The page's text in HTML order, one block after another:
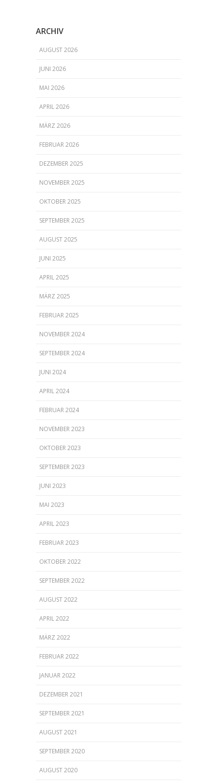
ARCHIV
AUGUST 2026
JUNI 2026
MAI 2026
APRIL 2026
MÄRZ 2026
FEBRUAR 2026
DEZEMBER 2025
NOVEMBER 2025
OKTOBER 2025
SEPTEMBER 2025
AUGUST 2025
JUNI 2025
APRIL 2025
MÄRZ 2025
FEBRUAR 2025
NOVEMBER 2024
SEPTEMBER 2024
JUNI 2024
APRIL 2024
FEBRUAR 2024
NOVEMBER 2023
OKTOBER 2023
SEPTEMBER 2023
JUNI 2023
MAI 2023
APRIL 2023
FEBRUAR 2023
OKTOBER 2022
SEPTEMBER 2022
AUGUST 2022
APRIL 2022
MÄRZ 2022
FEBRUAR 2022
JANUAR 2022
DEZEMBER 2021
SEPTEMBER 2021
AUGUST 2021
SEPTEMBER 2020
AUGUST 2020